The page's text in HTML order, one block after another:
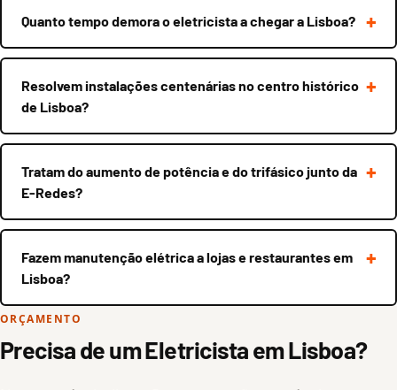
Quanto tempo demora o eletricista a chegar a Lisboa?
Resolvem instalações centenárias no centro histórico
de Lisboa?
Tratam do aumento de potência e do trifásico junto da
E-Redes?
Fazem manutenção elétrica a lojas e restaurantes em
Lisboa?
ORÇAMENTO
Precisa de um Eletricista em Lisboa?